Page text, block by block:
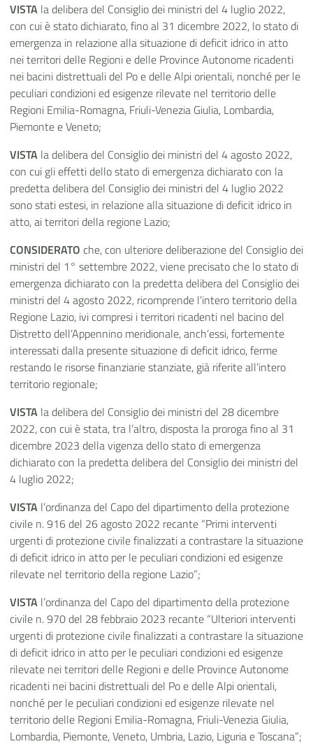
VISTA la delibera del Consiglio dei ministri del 4 luglio 2022,
con cui è stato dichiarato, fino al 31 dicembre 2022, lo stato di
emergenza in relazione alla situazione di deficit idrico in atto
nei territori delle Regioni e delle Province Autonome ricadenti
nei bacini distrettuali del Po e delle Alpi orientali, nonché per le
peculiari condizioni ed esigenze rilevate nel territorio delle
Regioni Emilia-Romagna, Friuli-Venezia Giulia, Lombardia,
Piemonte e Veneto;
VISTA la delibera del Consiglio dei ministri del 4 agosto 2022,
con cui gli effetti dello stato di emergenza dichiarato con la
predetta delibera del Consiglio dei ministri del 4 luglio 2022
sono stati estesi, in relazione alla situazione di deficit idrico in
atto, ai territori della regione Lazio;
CONSIDERATO che, con ulteriore deliberazione del Consiglio dei
ministri del 1° settembre 2022, viene precisato che lo stato di
emergenza dichiarato con la predetta delibera del Consiglio dei
ministri del 4 agosto 2022, ricomprende l’intero territorio della
Regione Lazio, ivi compresi i territori ricadenti nel bacino del
Distretto dell’Appennino meridionale, anch’essi, fortemente
interessati dalla presente situazione di deficit idrico, ferme
restando le risorse finanziarie stanziate, già riferite all’intero
territorio regionale;
VISTA la delibera del Consiglio dei ministri del 28 dicembre
2022, con cui è stata, tra l’altro, disposta la proroga fino al 31
dicembre 2023 della vigenza dello stato di emergenza
dichiarato con la predetta delibera del Consiglio dei ministri del
4 luglio 2022;
VISTA l’ordinanza del Capo del dipartimento della protezione
civile n. 916 del 26 agosto 2022 recante “Primi interventi
urgenti di protezione civile finalizzati a contrastare la situazione
di deficit idrico in atto per le peculiari condizioni ed esigenze
rilevate nel territorio della regione Lazio”;
VISTA l’ordinanza del Capo del dipartimento della protezione
civile n. 970 del 28 febbraio 2023 recante “Ulteriori interventi
urgenti di protezione civile finalizzati a contrastare la situazione
di deficit idrico in atto per le peculiari condizioni ed esigenze
rilevate nei territori delle Regioni e delle Province Autonome
ricadenti nei bacini distrettuali del Po e delle Alpi orientali,
nonché per le peculiari condizioni ed esigenze rilevate nel
territorio delle Regioni Emilia-Romagna, Friuli-Venezia Giulia,
Lombardia, Piemonte, Veneto, Umbria, Lazio, Liguria e Toscana”;